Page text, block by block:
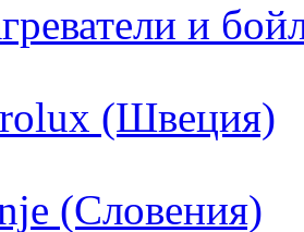
и
(Швеция)
(Словения)